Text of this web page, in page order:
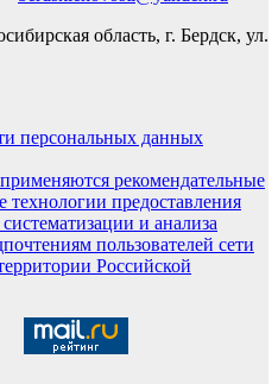
область, г. Бердск, ул.
персональных данных
рекомендательные
предоставления
и анализа
пользователей сети
Российской